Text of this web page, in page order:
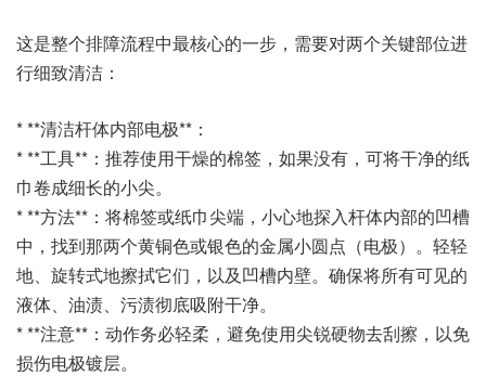
这是整个排障流程中最核心的一步，需要对两个关键部位进
行细致清洁：
* **清洁杆体内部电极**：
* **工具**：推荐使用干燥的棉签，如果没有，可将干净的纸
巾卷成细长的小尖。
* **方法**：将棉签或纸巾尖端，小心地探入杆体内部的凹槽
中，找到那两个黄铜色或银色的金属小圆点（电极）。轻轻
地、旋转式地擦拭它们，以及凹槽内壁。确保将所有可见的
液体、油渍、污渍彻底吸附干净。
* **注意**：动作务必轻柔，避免使用尖锐硬物去刮擦，以免
损伤电极镀层。